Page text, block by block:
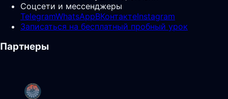
Соцсети и мессенджеры
TelegramWhatsAppВКонтактеInstagram
Записаться на бесплатный пробный урок
Партнеры